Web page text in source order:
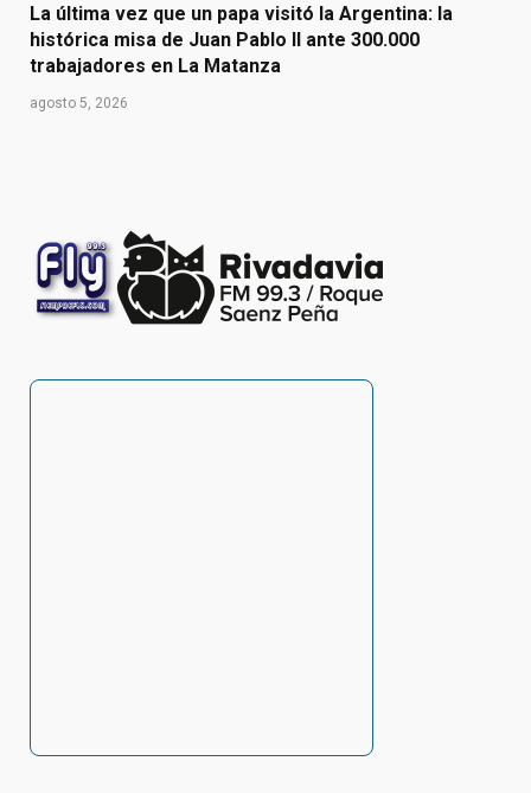
La última vez que un papa visitó la Argentina: la
histórica misa de Juan Pablo II ante 300.000
trabajadores en La Matanza
agosto 5, 2026